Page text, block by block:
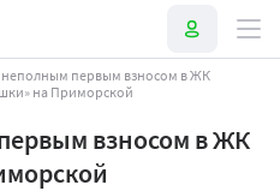
неполным первым взносом в ЖК
на Приморской
взносом в ЖК